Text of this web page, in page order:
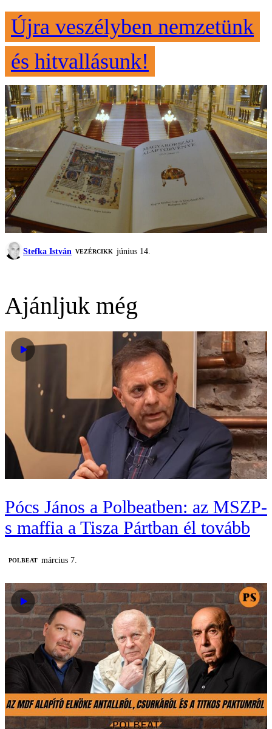
Újra veszélyben nemzetünk
és hitvallásunk!
Stefka István VEZÉRCIKK június 14.
Ajánljuk még
Pócs János a Polbeatben: az MSZP-
s maffia a Tisza Pártban él tovább
‎POLBEAT március 7.